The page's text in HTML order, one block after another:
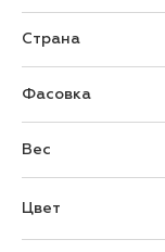
Страна
Фасовка
Вес
Цвет